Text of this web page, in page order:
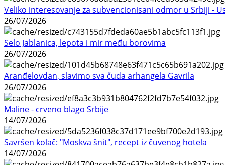
Veliko interesovanje za subvencionisani odmor u Srbiji -
26/07/2026
Selo Jablanica, lepota i mir među borovima
26/07/2026
Aranđelovdan, slavimo sva čuda arhangela Gavrila
26/07/2026
Maline - crveno blago Srbije
14/07/2026
Savršen kolač: "Moskva šnit", recept iz čuvenog hotela
14/07/2026